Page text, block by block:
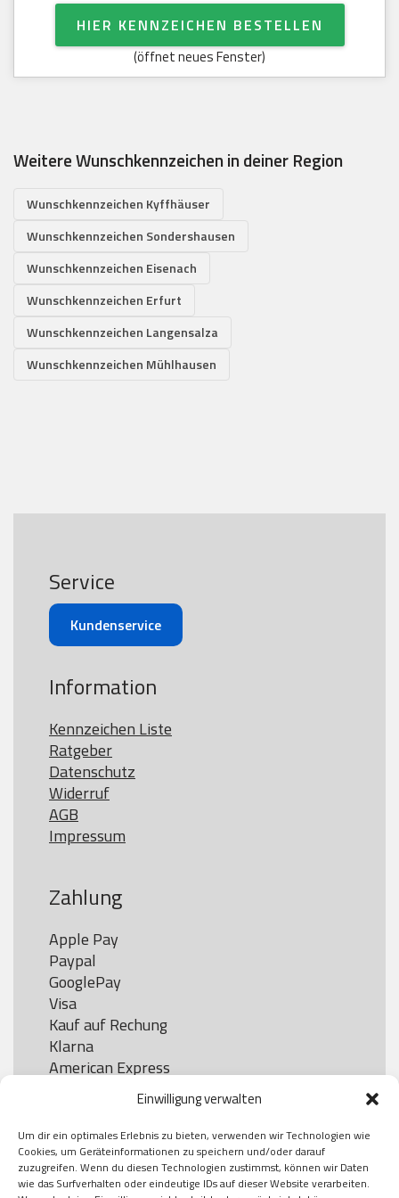
Einwilligung verwalten
Um dir ein optimales Erlebnis zu bieten, verwenden wir Technologien wie
Cookies, um Geräteinformationen zu speichern und/oder darauf
zuzugreifen. Wenn du diesen Technologien zustimmst, können wir Daten
wie das Surfverhalten oder eindeutige IDs auf dieser Website verarbeiten.
HIER KENNZEICHEN BESTELLEN
(öffnet neues Fenster)
Weitere Wunschkennzeichen in deiner Region
Wunschkennzeichen Kyffhäuser
Wunschkennzeichen Sondershausen
Wunschkennzeichen Eisenach
Wunschkennzeichen Erfurt
Wunschkennzeichen Langensalza
Wunschkennzeichen Mühlhausen
Service
Kundenservice
Information
Kennzeichen Liste
Ratgeber
Datenschutz
Widerruf
AGB
Impressum
Zahlung
Apple Pay
Paypal
GooglePay
Visa
Kauf auf Rechung
Klarna
American Express
Versand
DHL